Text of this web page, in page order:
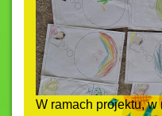
W ramach projektu,